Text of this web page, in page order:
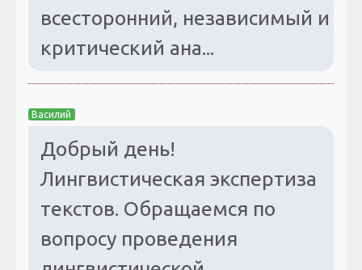
всесторонний, независимый и
критический ана...
Василий
Добрый день!
Лингвистическая экспертиза
текстов. Обращаемся по
вопросу проведения